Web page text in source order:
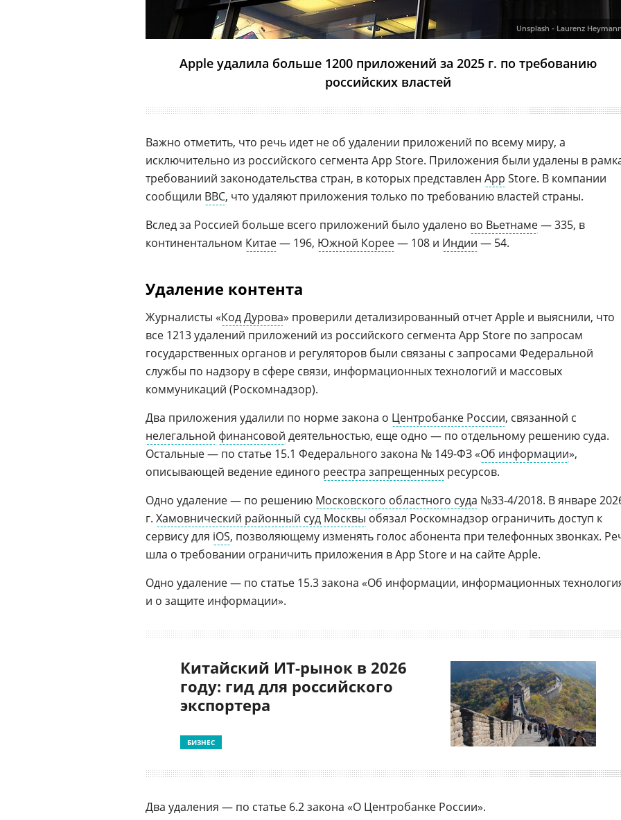
Unsplash - Laurenz
Apple удалила больше 1200 приложений за 2025 г. по требованию
российских властей
Важно отметить, что речь идет не об удалении приложений по всему миру, а
исключительно из российского сегмента App Store. Приложения были удалены в
требованиий законодательства стран, в которых представлен App Store. В компании
сообщили BBC, что удаляют приложения только по требованию властей страны.
Вслед за Россией больше всего приложений было удалено во Вьетнаме— 335, в
континентальном Китае— 196, Южной Корее— 108 и Индии — 54.
Удаление контента
Журналисты «Код Дурова» проверили детализированный отчет Apple и выяснили, что
все 1213 удалений приложений из российского сегмента App Store по запросам
государственных органов и регуляторов были связаны с запросами Федеральной
службы по надзору в сфере связи, информационных технологий и массовых
коммуникаций (Роскомнадзор).
Два приложения удалили по норме закона о Центробанке России, связанной с
нелегальной финансовой деятельностью, еще одно — по отдельному решению суда.
Остальные — по статье 15.1 Федерального закона № 149-ФЗ «Об информации»,
описывающей ведение единого реестра запрещенных ресурсов.
Одно удаление — по решению Московского областного суда №33-4/2018. В январе
г. Хамовнический районный суд Москвы обязал Роскомнадзор ограничить доступ к
сервису для iOS, позволяющему изменять голос абонента при телефонных звонках.
шла о требовании ограничить приложения в App Store и на сайте Apple.
Одно удаление — по статье 15.3 закона «Об информации, информационных
и о защите информации».
Китайский ИТ-рынок в 2026
году: гид для российского
экспортера
БИЗНЕС
Два удаления — по статье 6.2 закона «О Центробанке России».